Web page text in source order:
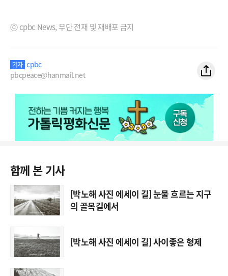
ⓒ cpbc News, 무단 전재 및 재배포 금지
기자 cpbc
pbcpeace@hanmail.net
함께 본 기사
[박노해 사진 에세이 길] 눈물 흐르는 지구
의 골목길에서
[박노해 사진 에세이 길] 사이좋은 형제